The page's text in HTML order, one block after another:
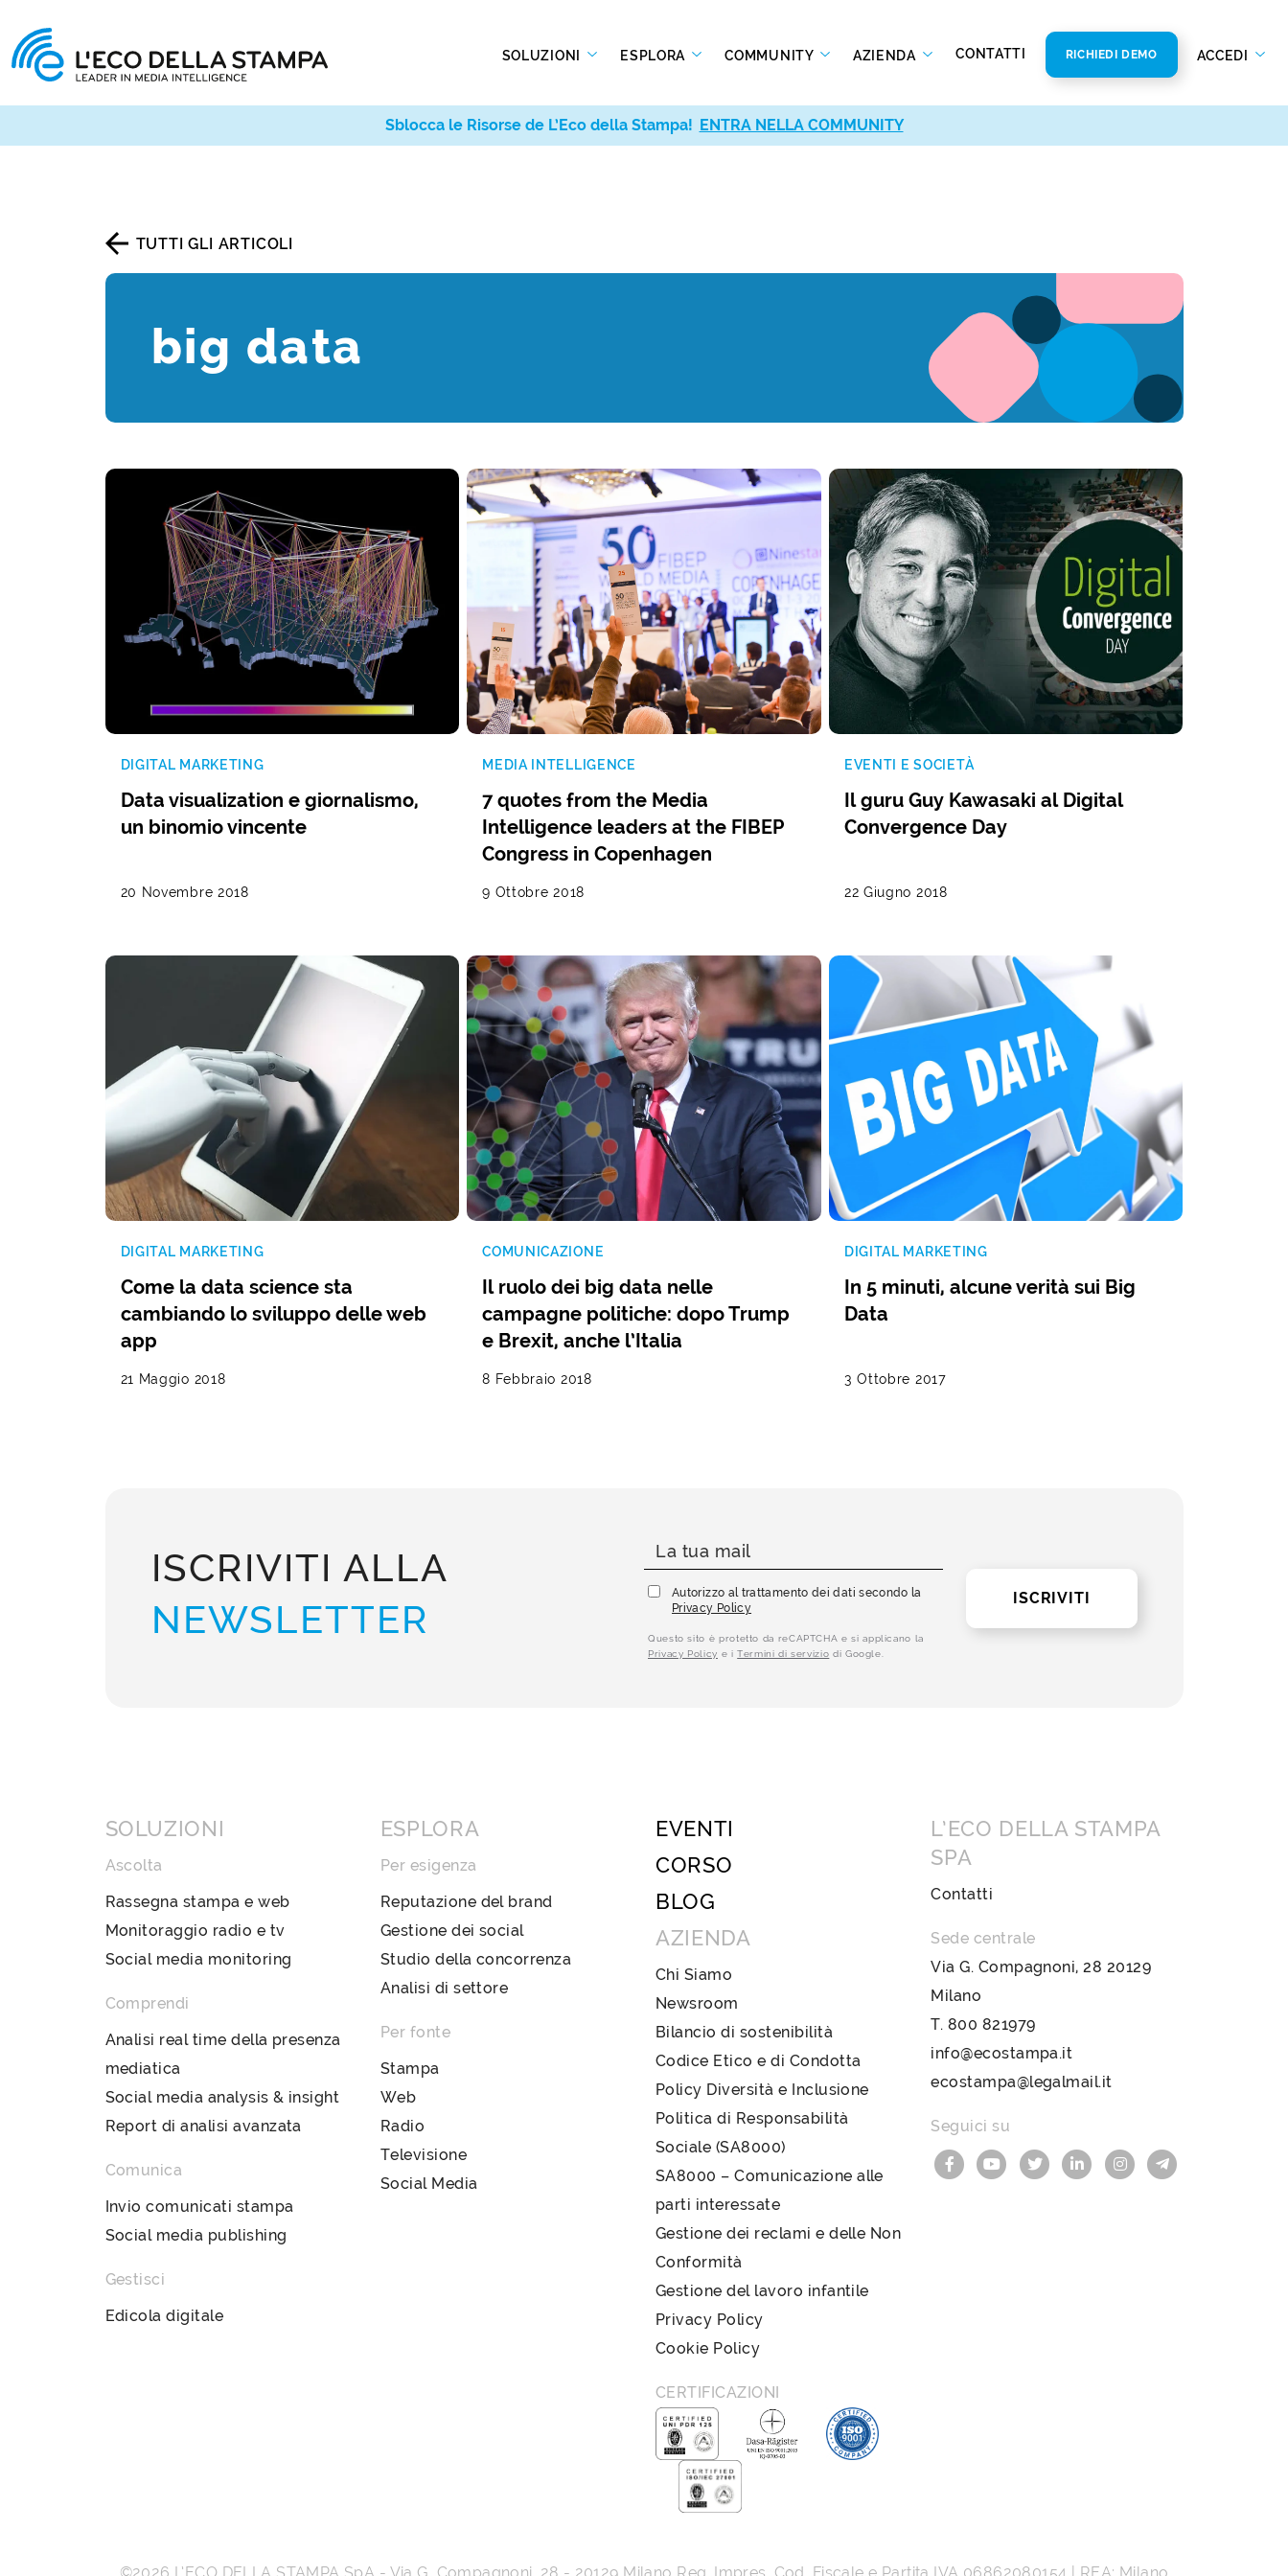
SOLUZIONI ESPLORA COMMUNITY AZIENDA CONTATTI RICHIEDI DEMO ACCEDI
TUTTI GLI ARTICOLI
big data
DIGITAL MARKETING
Data visualization e giornalismo,
un binomio vincente
20 Novembre 2018
MEDIA INTELLIGENCE
7 quotes from the Media
Intelligence leaders at the FIBEP
Congress in Copenhagen
9 Ottobre 2018
EVENTI E SOCIETÀ
Il guru Guy Kawasaki al Digital
Convergence Day
22 Giugno 2018
DIGITAL MARKETING
Come la data science sta
cambiando lo sviluppo delle web
app
21 Maggio 2018
COMUNICAZIONE
Il ruolo dei big data nelle
campagne politiche: dopo Trump
e Brexit, anche l’Italia
8 Febbraio 2018
DIGITAL MARKETING
In 5 minuti, alcune verità sui Big
Data
3 Ottobre 2017
ISCRIVITI ALLA
NEWSLETTER
Autorizzo al trattamento dei dati secondo la
Privacy Policy
Questo sito è protetto da reCAPTCHA e si applicano la
Privacy Policy e iTermini di servizio di Google.
ISCRIVITI
SOLUZIONI
Ascolta
Rassegna stampa e web
Monitoraggio radio e tv
Social media monitoring
Comprendi
Analisi real time della presenza
mediatica
Social media analysis & insight
Report di analisi avanzata
Comunica
Invio comunicati stampa
Social media publishing
Gestisci
Edicola digitale
ESPLORA
Per esigenza
Reputazione del brand
Gestione dei social
Studio della concorrenza
Analisi di settore
Per fonte
Stampa
Web
Radio
Televisione
Social Media
EVENTI
CORSO
BLOG
AZIENDA
Chi Siamo
Newsroom
Bilancio di sostenibilità
Codice Etico e di Condotta
Policy Diversità e Inclusione
Politica di Responsabilità
Sociale (SA8000)
SA8000 – Comunicazione alle
parti interessate
Gestione dei reclami e delle Non
Conformità
Gestione del lavoro infantile
Privacy Policy
Cookie Policy
CERTIFICAZIONI
L’ECO DELLA STAMPA
SPA
Contatti
Sede centrale
Via G. Compagnoni, 28 20129
Milano
T. 800 821979
info@ecostampa.it
ecostampa@legalmail.it
Seguici su
Sblocca le Risorse de L’Eco della Stampa! ENTRA NELLA COMMUNITY